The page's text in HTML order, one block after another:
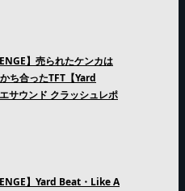
】売られたケンカは
ち合ったTFT【Yard
サウンド クラッシュレポ
】Yard Beat・Like A